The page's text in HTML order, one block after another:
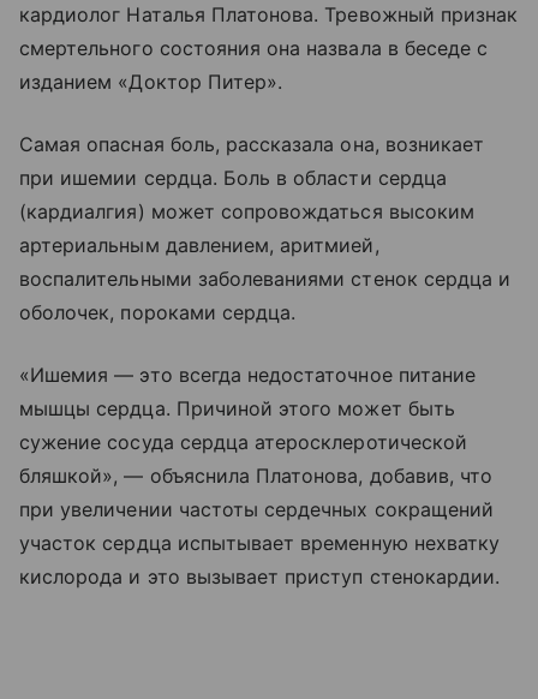
кардиолог Наталья Платонова. Тревожный признак
смертельного состояния она назвала в беседе с
изданием «Доктор Питер».
Самая опасная боль, рассказала она, возникает
при ишемии сердца. Боль в области сердца
(кардиалгия) может сопровождаться высоким
артериальным давлением, аритмией,
воспалительными заболеваниями стенок сердца и
оболочек, пороками сердца.
«Ишемия — это всегда недостаточное питание
мышцы сердца. Причиной этого может быть
сужение сосуда сердца атеросклеротической
бляшкой», — объяснила Платонова, добавив, что
при увеличении частоты сердечных сокращений
участок сердца испытывает временную нехватку
кислорода и это вызывает приступ стенокардии.